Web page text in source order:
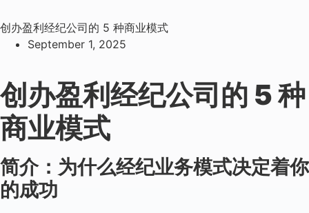
创办盈利经纪公司的 5 种商业模式
September 1, 2025
创办盈利经纪公司的 5 种
商业模式
简介：为什么经纪业务模式决定着你
的成功